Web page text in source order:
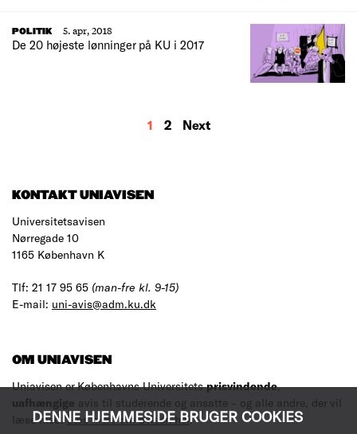
DENNE HJEMMESIDE BRUGER COOKIES
POLITIK
5. apr, 2018
De 20 højeste lønninger på KU i 2017
1 2 Next
KONTAKT UNIAVISEN
Universitetsavisen
Nørregade 10
1165 København K
Tlf: 21 17 95 65 (man-fre kl. 9-15)
E-mail: uni-avis@adm.ku.dk
OM UNIAVISEN
Uniavisen er Københavns Universitetsprisvindende,
uafhængige avis til studerende og ansatte – og alle andre, der vil
læse med.Læs mere om avisen her.